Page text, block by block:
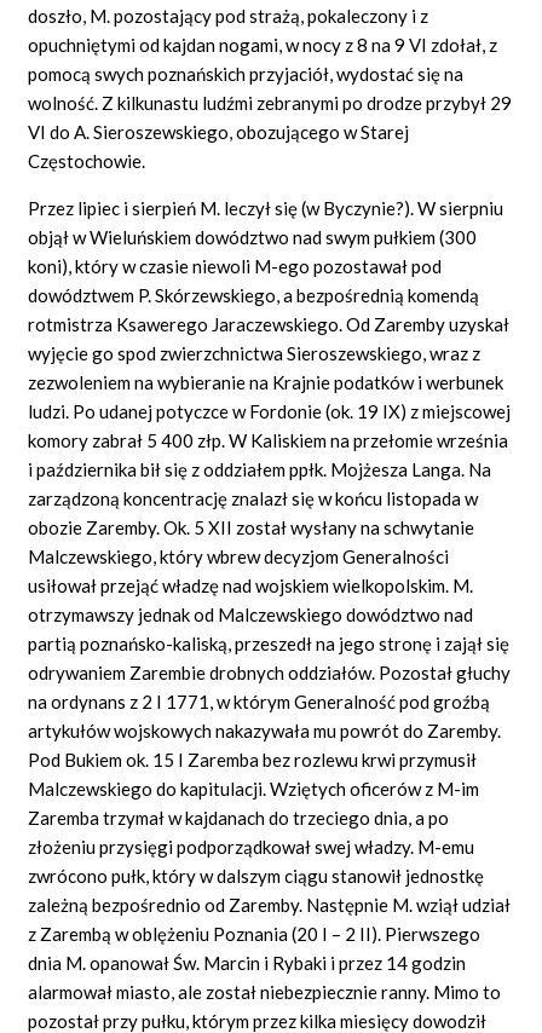
doszło, M. pozostający pod strażą, pokaleczony i z
opuchniętymi od kajdan nogami, w nocy z 8 na 9 VI zdołał, z
pomocą swych poznańskich przyjaciół, wydostać się na
wolność. Z kilkunastu ludźmi zebranymi po drodze przybył 29
VI do A. Sieroszewskiego, obozującego w Starej
Częstochowie.
Przez lipiec i sierpień M. leczył się (w Byczynie?). W sierpniu
objął w Wieluńskiem dowództwo nad swym pułkiem (300
koni), który w czasie niewoli M-ego pozostawał pod
dowództwem P. Skórzewskiego, a bezpośrednią komendą
rotmistrza Ksawerego Jaraczewskiego. Od Zaremby uzyskał
wyjęcie go spod zwierzchnictwa Sieroszewskiego, wraz z
zezwoleniem na wybieranie na Krajnie podatków i werbunek
ludzi. Po udanej potyczce w Fordonie (ok. 19 IX) z miejscowej
komory zabrał 5 400 złp. W Kaliskiem na przełomie września
i października bił się z oddziałem ppłk. Mojżesza Langa. Na
zarządzoną koncentrację znalazł się w końcu listopada w
obozie Zaremby. Ok. 5 XII został wysłany na schwytanie
Malczewskiego, który wbrew decyzjom Generalności
usiłował przejąć władzę nad wojskiem wielkopolskim. M.
otrzymawszy jednak od Malczewskiego dowództwo nad
partią poznańsko-kaliską, przeszedł na jego stronę i zajął się
odrywaniem Zarembie drobnych oddziałów. Pozostał głuchy
na ordynans z 2 I 1771, w którym Generalność pod groźbą
artykułów wojskowych nakazywała mu powrót do Zaremby.
Pod Bukiem ok. 15 I Zaremba bez rozlewu krwi przymusił
Malczewskiego do kapitulacji. Wziętych oficerów z M-im
Zaremba trzymał w kajdanach do trzeciego dnia, a po
złożeniu przysięgi podporządkował swej władzy. M-emu
zwrócono pułk, który w dalszym ciągu stanowił jednostkę
zależną bezpośrednio od Zaremby. Następnie M. wziął udział
z Zarembą w oblężeniu Poznania (20 I – 2 II). Pierwszego
dnia M. opanował Św. Marcin i Rybaki i przez 14 godzin
alarmował miasto, ale został niebezpiecznie ranny. Mimo to
pozostał przy pułku, którym przez kilka miesięcy dowodził